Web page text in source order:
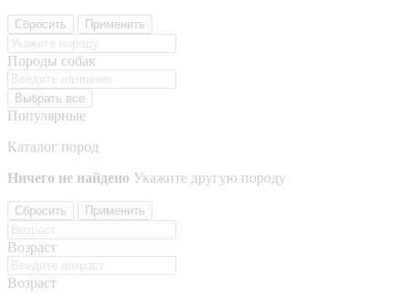
Сбросить Применить
Породы собак
Выбрать все
Популярные
Каталог пород
Ничего не найдено Укажите другую породу
Сбросить Применить
Возраст
Возраст